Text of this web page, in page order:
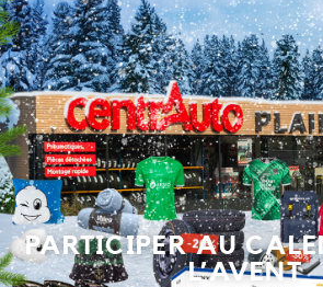
PARTICIPER AU
L’AVENT